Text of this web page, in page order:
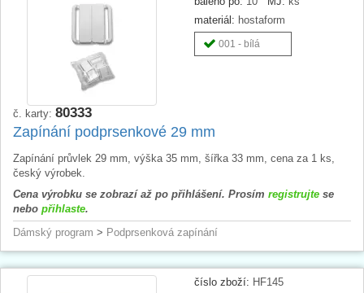
materiál: hostaform
001 - bílá
č. karty: 80333
Zapínání podprsenkové 29 mm
Zapínání průvlek 29 mm, výška 35 mm, šířka 33 mm, cena za 1 ks,
český výrobek.
Cena výrobku se zobrazí až po přihlášení. Prosím registrujte se
nebo přihlaste.
Dámský program > Podprsenková zapínání
číslo zboží: HF145